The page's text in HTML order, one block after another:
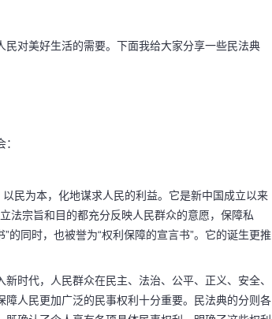
对美好生活的需要。下面我给大家分享一些民法典
民为本，化地谋求人民的利益。它是新中国成立以来
法宗旨和目的都充分反映人民群众的意愿，保障私
同时，也被誉为“权利保障的宣言书”。它的诞生更推
时代，人民群众在民主、法治、公平、正义、安全、
人民更加广泛的民事权利十分重要。民法典的分则各